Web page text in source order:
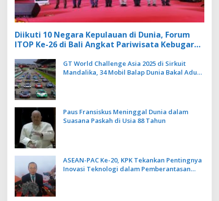
Diikuti 10 Negara Kepulauan di Dunia, Forum
ITOP Ke-26 di Bali Angkat Pariwisata Kebugaran
GT World Challenge Asia 2025 di Sirkuit
Mandalika, 34 Mobil Balap Dunia Bakal Adu
Paus Fransiskus Meninggal Dunia dalam
Suasana Paskah di Usia 88 Tahun
ASEAN-PAC Ke-20, KPK Tekankan Pentingnya
Inovasi Teknologi dalam Pemberantasan